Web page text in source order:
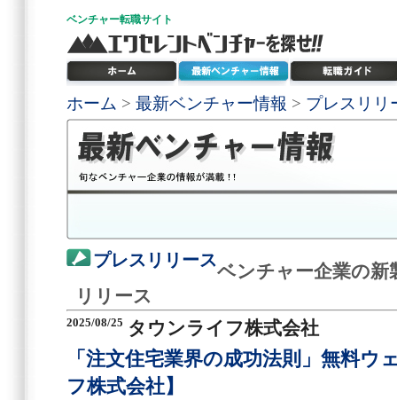
ベンチャー転職サイト
ホーム > 最新ベンチャー情報 > プレスリリ
プレスリリース
ベンチャー企業の新
リリース
2025/08/25 タウンライフ株式会社
「注文住宅業界の成功法則」無料
フ株式会社】